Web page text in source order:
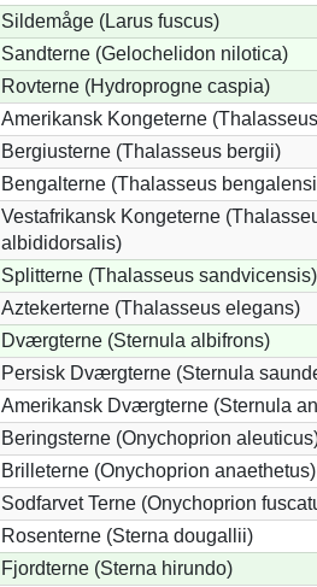
Sildemåge (Larus fuscus)
Sandterne (Gelochelidon nilotica)
Rovterne (Hydroprogne caspia)
Amerikansk Kongeterne
Bergiusterne (Thalasseus bergii)
Bengalterne (Thalasseus
Vestafrikansk Kongeterne
albididorsalis)
Splitterne (Thalasseus sandvicensis)
Aztekerterne (Thalasseus elegans)
Dværgterne (Sternula albifrons)
Persisk Dværgterne (Sternula
Amerikansk Dværgterne (Sternula
Beringsterne (Onychoprion
Brilleterne (Onychoprion anaethetus)
Sodfarvet Terne (Onychoprion
Rosenterne (Sterna dougallii)
Fjordterne (Sterna hirundo)